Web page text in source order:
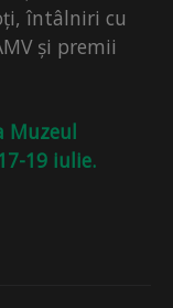
întâlniri cu
și premii
Muzeul
19 iulie.